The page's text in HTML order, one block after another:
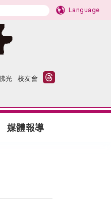
Language
光 校友會
媒體報導